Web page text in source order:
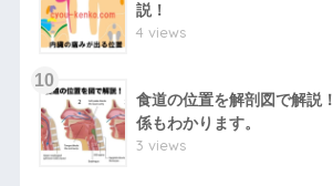
説！
4 views
食道の位置を解剖図で解説
係もわかります。
3 views